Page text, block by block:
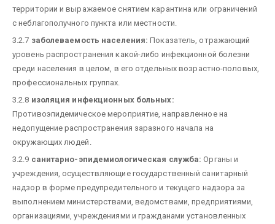
территории и выражаемое снятием карантина или ограничений
с неблагополучного пункта или местности.
3.2.7 заболеваемость населения: Показатель, отражающий
уровень распространения какой-либо инфекционной болезни
среди населения в целом, в его отдельных возрастно-половых,
профессиональных группах.
3.2.8 изоляция инфекционных больных:
Противоэпидемическое мероприятие, направленное на
недопущение распространения заразного начала на
окружающих людей.
3.2.9 санитарно-эпидемиологическая служба: Органы и
учреждения, осуществляющие государственный санитарный
надзор в форме предупредительного и текущего надзора за
выполнением министерствами, ведомствами, предприятиями,
организациями, учреждениями и гражданами установленных